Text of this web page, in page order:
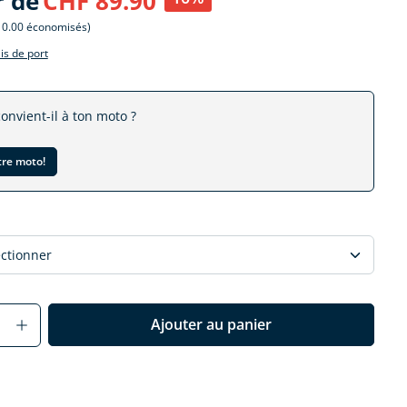
économisés)
de port
il à ton moto ?
moto!
Gib den gewünschten Wert
Ajouter au panier